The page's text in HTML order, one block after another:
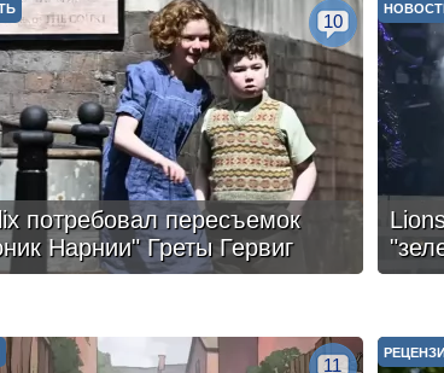
потребовал пересъемок
Нарнии" Греты Гервиг
10
11